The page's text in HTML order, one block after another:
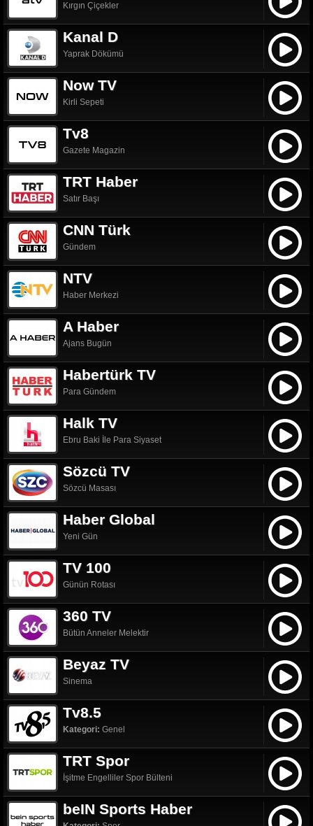
Kırgın Çiçekler
Kanal D
Yaprak Dökümü
Now TV
Kirli Sepeti
Tv8
Gazete Magazin
TRT Haber
Satır Başı
CNN Türk
Gündem
NTV
Haber Merkezi
A Haber
Ajans Bugün
Habertürk TV
Para Gündem
Halk TV
Ebru Baki İle Para Siyaset
Sözcü TV
Sözcü Masası
Haber Global
Yeni Gün
TV 100
Günün Rotası
360 TV
Bütün Anneler Melektir
Beyaz TV
Sinema
Tv8.5
Kategori: Genel
TRT Spor
İşitme Engelliler Spor Bülteni
beIN Sports Haber